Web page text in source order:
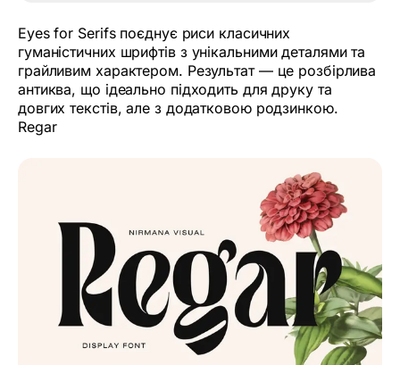
Eyes for Serifs поєднує риси класичних
гуманістичних шрифтів з унікальними деталями та
грайливим характером. Результат — це розбірлива
антиква, що ідеально підходить для друку та
довгих текстів, але з додатковою родзинкою.
Regar